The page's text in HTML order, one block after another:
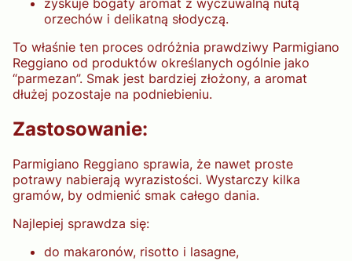
zyskuje bogaty aromat z wyczuwalną nutą
orzechów i delikatną słodyczą.
To właśnie ten proces odróżnia prawdziwy Parmigiano
Reggiano od produktów określanych ogólnie jako
“parmezan”. Smak jest bardziej złożony, a aromat
dłużej pozostaje na podniebieniu.
Zastosowanie:
Parmigiano Reggiano sprawia, że nawet proste
potrawy nabierają wyrazistości. Wystarczy kilka
gramów, by odmienić smak całego dania.
Najlepiej sprawdza się:
do makaronów, risotto i lasagne,